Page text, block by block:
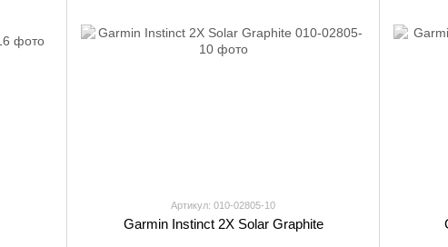
Артикул: 010-02805-10
Garmin Instinct 2X Solar Graphite